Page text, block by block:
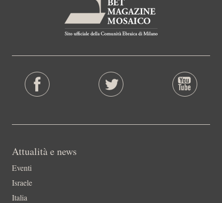
Attualità e news
Eventi
Israele
Italia